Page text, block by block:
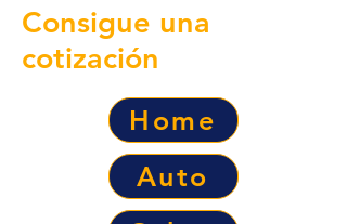
Consigue una
cotización
Home
Auto